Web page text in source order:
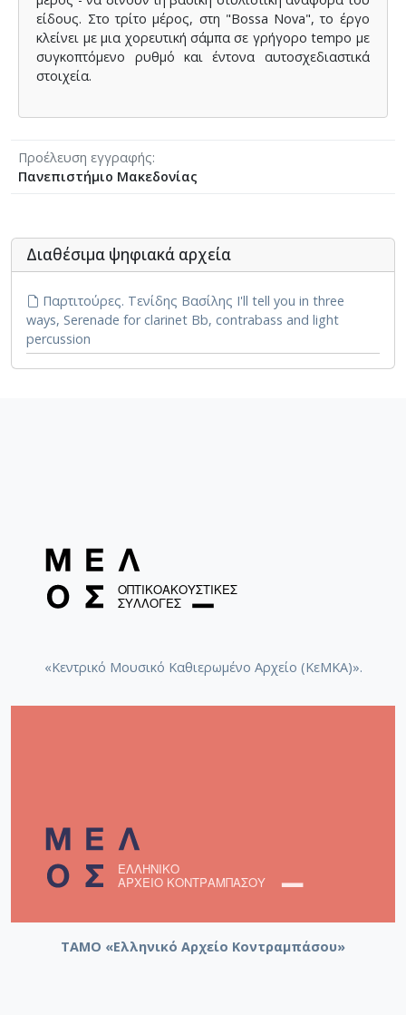
είδους. Στο τρίτο μέρος, στη "Bossa Nova", το έργο
κλείνει με μια χορευτική σάμπα σε γρήγορο tempo με
συγκοπτόμενο ρυθμό και έντονα αυτοσχεδιαστικά
στοιχεία.
Προέλευση εγγραφής
Πανεπιστήμιο Μακεδονίας
Διαθέσιμα ψηφιακά αρχεία
Παρτιτούρες. Τενίδης Βασίλης I'll tell you in three
ways, Serenade for clarinet Bb, contrabass and light
percussion
«Κεντρικό Μουσικό Καθιερωμένο Αρχείο (ΚεΜΚΑ)».
ΤΑΜΟ «Ελληνικό Αρχείο Κοντραμπάσου»